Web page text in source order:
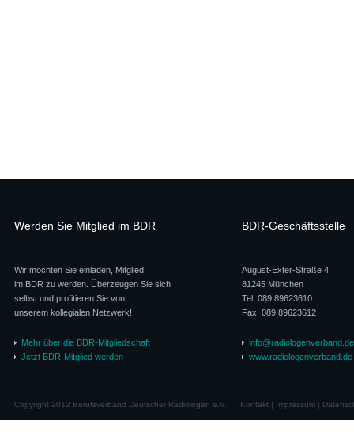
Werden Sie Mitglied im BDR
Wir möchten Sie einladen, Mitglied
im BDR zu werden. Überzeugen Sie sich
selbst und profitieren Sie von
unserem kollegialen Netzwerk!
Mehr über die BDR-Mitgliedschaft
Jetzt BDR-Mitglied werden
BDR-Geschäftsstelle
August-Exter-Straße 4
81245 München
Tel: 089 89623610
Fax: 089 89623612
info@radiologenverband.de
www.radiologenverband.de
Copyright 2012 Berufsverband Deutscher Radiologen e.V. Kontakt| Impressum|